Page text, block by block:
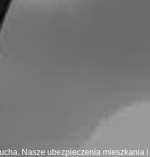
Nasze ubezpieczenia mieszkania